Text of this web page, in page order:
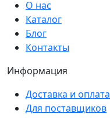
О нас
Каталог
Блог
Контакты
Информация
Доставка и оплата
Для поставщиков